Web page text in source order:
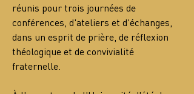
réunis pour trois journées de
conférences, d'ateliers et d'échanges,
dans un esprit de prière, de réflexion
théologique et de convivialité
fraternelle.